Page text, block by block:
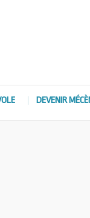
DEVENIR